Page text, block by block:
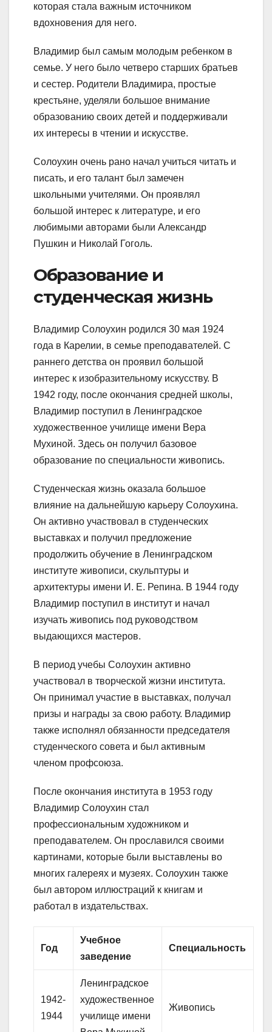
которая стала важным источником
вдохновения для него.
Владимир был самым молодым ребенком в
семье. У него было четверо старших братьев
и сестер. Родители Владимира, простые
крестьяне, уделяли большое внимание
образованию своих детей и поддерживали
их интересы в чтении и искусстве.
Солоухин очень рано начал учиться читать и
писать, и его талант был замечен
школьными учителями. Он проявлял
большой интерес к литературе, и его
любимыми авторами были Александр
Пушкин и Николай Гоголь.
Образование и
студенческая жизнь
Владимир Солоухин родился 30 мая 1924
года в Карелии, в семье преподавателей. С
раннего детства он проявил большой
интерес к изобразительному искусству. В
1942 году, после окончания средней школы,
Владимир поступил в Ленинградское
художественное училище имени Вера
Мухиной. Здесь он получил базовое
образование по специальности живопись.
Студенческая жизнь оказала большое
влияние на дальнейшую карьеру Солоухина.
Он активно участвовал в студенческих
выставках и получил предложение
продолжить обучение в Ленинградском
институте живописи, скульптуры и
архитектуры имени И. Е. Репина. В 1944 году
Владимир поступил в институт и начал
изучать живопись под руководством
выдающихся мастеров.
В период учебы Солоухин активно
участвовал в творческой жизни института.
Он принимал участие в выставках, получал
призы и награды за свою работу. Владимир
также исполнял обязанности председателя
студенческого совета и был активным
членом профсоюза.
После окончания института в 1953 году
Владимир Солоухин стал
профессиональным художником и
преподавателем. Он прославился своими
картинами, которые были выставлены во
многих галереях и музеях. Солоухин также
был автором иллюстраций к книгам и
работал в издательствах.
Год
Учебное
заведение
Специальность
1942-
1944
Ленинградское
художественное
училище имени
Живопись